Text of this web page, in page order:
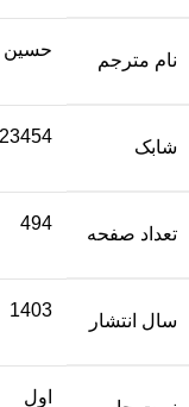
نام مترجم
حسین
شابک
تعداد صفحه
494
سال انتشار
1403
اول